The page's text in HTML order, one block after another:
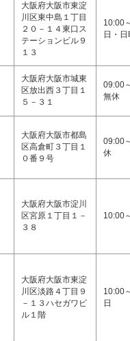
大阪府大阪市東淀
川区東中島１丁目
２０－１４東口ス
テーションビル９
１３
10:00
日・日
大阪府大阪市城東
区放出西３丁目１
５－３１
09:00
無休
大阪府大阪市都島
区高倉町３丁目１
０番９号
09:00
休
大阪府大阪市淀川
区宮原１丁目１－
３８
10:00
大阪府大阪市東淀
川区淡路４丁目９
－１３ハセガワビ
ル１階
10:00
日